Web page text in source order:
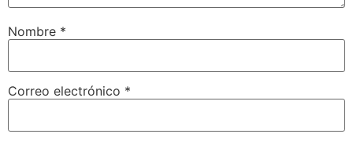
Nombre *
Correo electrónico *